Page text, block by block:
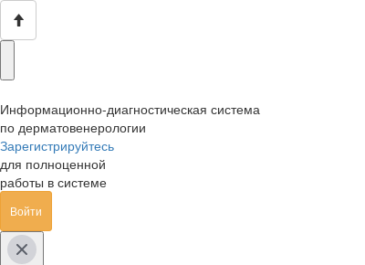
Информационно-диагностическая система
по дерматовенерологии
Зарегистрируйтесь
для полноценной
работы в системе
Войти